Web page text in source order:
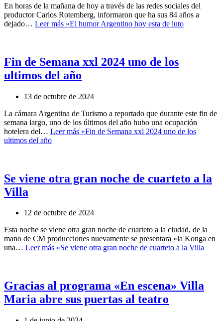
En horas de la mañana de hoy a través de las redes sociales del
productor Carlos Rotemberg, informaron que ha sus 84 años a
dejado… Leer más »El humor Argentino hoy esta de luto
Fin de Semana xxl 2024 uno de los
ultimos del año
13 de octubre de 2024
La cámara Argentina de Turismo a reportado que durante este fin de
semana largo, uno de los últimos del año hubo una ocupación
hotelera del… Leer más »Fin de Semana xxl 2024 uno de los
ultimos del año
Se viene otra gran noche de cuarteto a la
Villa
12 de octubre de 2024
Esta noche se viene otra gran noche de cuarteto a la ciudad, de la
mano de CM producciones nuevamente se presentara «la Konga en
una… Leer más »Se viene otra gran noche de cuarteto a la Villa
Gracias al programa «En escena» Villa
Maria abre sus puertas al teatro